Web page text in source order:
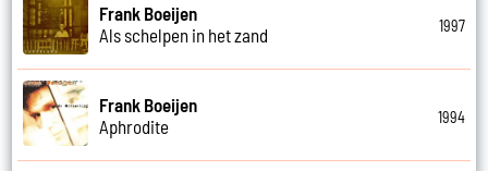
Frank Boeijen
Als schelpen in het zand
1997
Frank Boeijen
Aphrodite
1994